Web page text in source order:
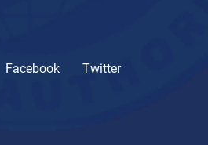
Facebook
Twitter